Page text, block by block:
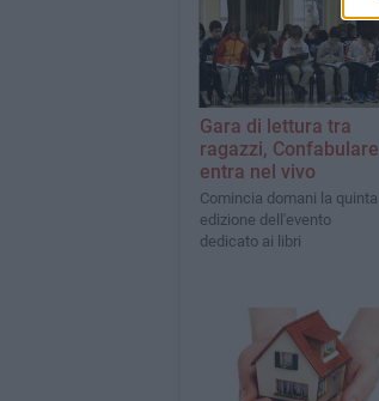
Gara di lettura tra
ragazzi, Confabulare
entra nel vivo
Comincia domani la quinta
edizione dell'evento
dedicato ai libri